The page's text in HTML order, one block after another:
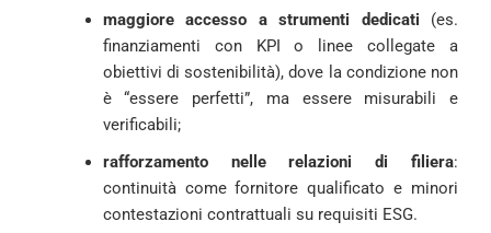
maggiore accesso a strumenti dedicati (es.
finanziamenti con KPI o linee collegate a
obiettivi di sostenibilità), dove la condizione non
è “essere perfetti”, ma essere misurabili e
verificabili;
rafforzamento nelle relazioni di filiera:
continuità come fornitore qualificato e minori
contestazioni contrattuali su requisiti ESG.